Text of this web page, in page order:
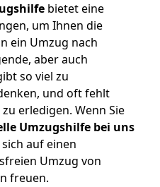
bietet eine
um Ihnen die
ein Umzug nach
aber auch
so viel zu
und oft fehlt
erledigen. Wenn Sie
Umzugshilfe bei uns
auf einen
Umzug von
freuen.